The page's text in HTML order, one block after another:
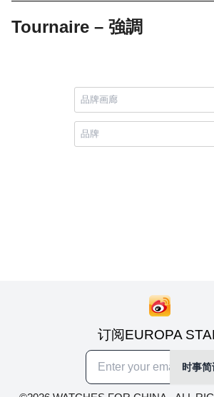
Tournaire – 強調
订阅EUROPA
时事简